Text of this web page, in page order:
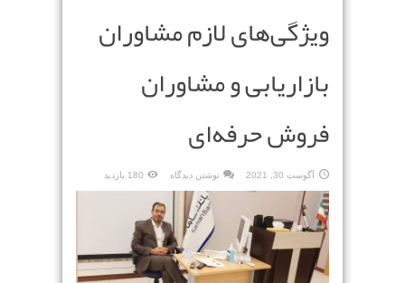
ویژگی‌های لازم مشاوران
بازاریابی و مشاوران
فروش حرفه‌ای
آگوست 30, 2021 نوشتن دیدگاه 180 بازدید